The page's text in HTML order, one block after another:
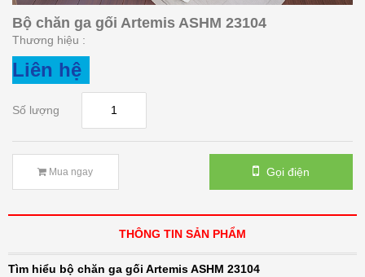
Bộ chăn ga gối Artemis ASHM 23104
Thương hiệu :
Liên hệ
Số lượng
Mua ngay Gọi điện
THÔNG TIN SẢN PHẨM
Tìm hiểu bộ chăn ga gối Artemis ASHM 23104